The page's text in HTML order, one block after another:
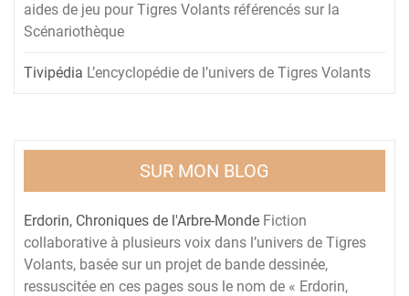
aides de jeu pour Tigres Volants référencés sur la
Scénariothèque
Tivipédia L’encyclopédie de l’univers de Tigres Volants
SUR MON BLOG
Erdorin, Chroniques de l'Arbre-Monde Fiction
collaborative à plusieurs voix dans l’univers de Tigres
Volants, basée sur un projet de bande dessinée,
ressuscitée en ces pages sous le nom de « Erdorin,